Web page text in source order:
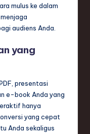
mulus ke dalam
audiens Anda.
yang
presentasi
e-book Anda yang
hanya
yang cepat
Anda sekaligus